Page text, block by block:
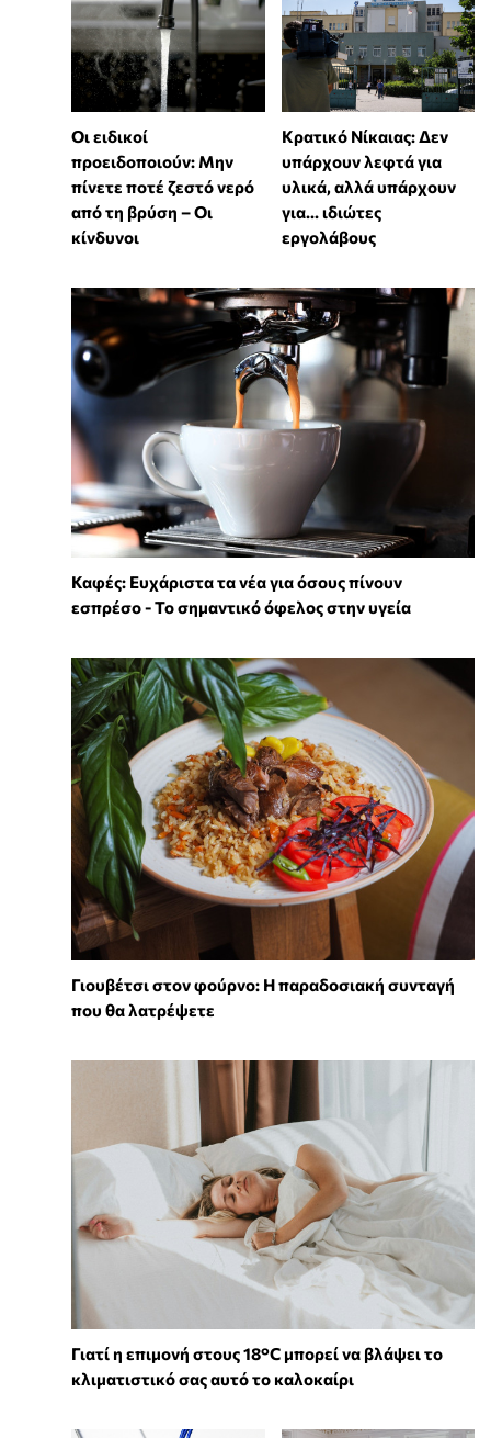
Οι ειδικοί
προειδοποιούν: Μην
πίνετε ποτέ ζεστό νερό
από τη βρύση – Οι
κίνδυνοι
Κρατικό Νίκαιας: Δεν
υπάρχουν λεφτά για
υλικά, αλλά υπάρχουν
για... ιδιώτες
εργολάβους
Καφές: Ευχάριστα τα νέα για όσους πίνουν
εσπρέσο - Το σημαντικό όφελος στην υγεία
Γιουβέτσι στον φούρνο: Η παραδοσιακή συνταγή
που θα λατρέψετε
Γιατί η επιμονή στους 18°C μπορεί να βλάψει το
κλιματιστικό σας αυτό το καλοκαίρι